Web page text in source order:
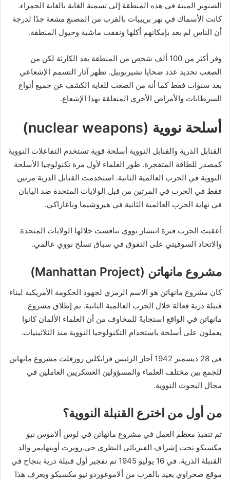
الصنوبر الميتة في هذه المنطقة إلى تسمية الغابة بالغابة الحمراء.
كانت الأسماك في نهر بريبيات بالقرب من المصنع مشعة جدًا لدرجة
أن الناس لم يعد بإمكانهم أكلها ونفقت ماشية وخيول المنطقة.
وفر أكثر من 100 ألف شخص من المنطقة بعد الكارثة لكن من
الصعب تحديد عدد ضحايا تشيرنوبيل. تظهر آثار التسمم الإشعاعي
بعد سنوات فقط كما أنه من الصعب للغاية الكشف عن جميع أنواع
السرطانات والأمراض الأخرى المتعلقة بهذا الإشعاع.
أسلحة نووية (nuclear weapons)
القنابل الذرية والقنابل النووية أسلحة قوية تستخدم التفاعلات النووية
كمصدر للطاقة المتفجرة. طور العلماء لأول مرة تكنولوجيا الأسلحة
النووية في الحرب العالمية الثانية. استخدمت القنابل الذرية مرتين
فقط في الحرب في المرتين من قبل الولايات المتحدة ضد اليابان
في نهاية الحرب العالمية الثانية في هيروشيما وناغازاكي.
أعقبت الحرب فترة انتشار نووي تنافست خلالها الولايات المتحدة
والاتحاد السوفيتي على التفوق في سباق تسلح نووي عالمي.
مشروع مانهاتن (Manhattan Project)
كان مشروع مانهاتن هو الاسم الرمزي لجهود الحكومة الأمريكية لبناء
قنبلة ذرية فعالة خلال الحرب العالمية الثانية. تم إطلاق مشروع
مانهاتن في الواقع استجابةً للمخاوف من أن العلماء الألمان كانوا
يعملون على أسلحة باستخدام التكنولوجيا النووية منذ الثلاثينيات.
في 28 ديسمبر 1942 أجاز الرئيس فرانكلين روزفلت مشروع مانهاتن
للجمع بين مختلف العلماء والمسؤولين العسكريين العاملين في
مجال البحوث النووية.
من أول من اخترع القنبلة النووية؟
تم تنفيذ معظم العمل في مشروع مانهاتن في لوس ألاموس نيو
مكسيكو تحت إشراف الفيزيائي النظري جي.روبرت أوبنهايمر والد
القنبلة الذرية. في 16 يوليو 1945 تم تفجير أول قنبلة ذرية بنجاح في
موقع صحراوي بعيد بالقرب من ألاموغوردو نيو مكسيكو ويعرف هذا